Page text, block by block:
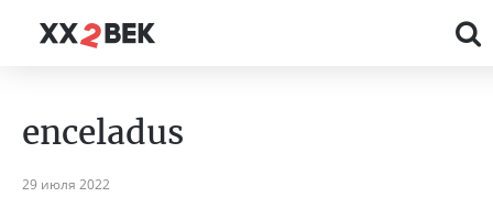
enceladus
29 июля 2022